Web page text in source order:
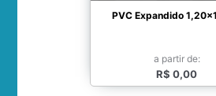
PVC Expandido
a partir de:
R$ 0,00